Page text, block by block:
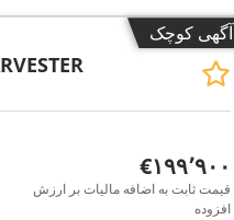
آگهی کوچک
‎€۱۹۹٬۹۰۰
قیمت ثابت به اضافه مالیات بر ارزش
افزوده